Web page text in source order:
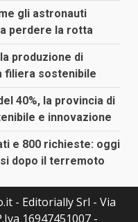
gli astronauti
perdere la rotta
produzione di
filiera sostenibile
40%, la provincia di
e innovazione
e 800 richieste: oggi
dopo il terremoto
- Editorially Srl - Via
16947451007 -